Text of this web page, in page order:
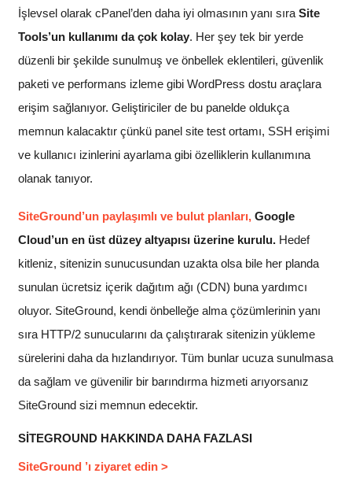
İşlevsel olarak cPanel’den daha iyi olmasının yanı sıra Site
Tools’un kullanımı da çok kolay. Her şey tek bir yerde
düzenli bir şekilde sunulmuş ve önbellek eklentileri, güvenlik
paketi ve performans izleme gibi WordPress dostu araçlara
erişim sağlanıyor. Geliştiriciler de bu panelde oldukça
memnun kalacaktır çünkü panel site test ortamı, SSH erişimi
ve kullanıcı izinlerini ayarlama gibi özelliklerin kullanımına
olanak tanıyor.
SiteGround’un paylaşımlı ve bulut planları, Google
Cloud’un en üst düzey altyapısı üzerine kurulu. Hedef
kitleniz, sitenizin sunucusundan uzakta olsa bile her planda
sunulan ücretsiz içerik dağıtım ağı (CDN) buna yardımcı
oluyor. SiteGround, kendi önbelleğe alma çözümlerinin yanı
sıra HTTP/2 sunucularını da çalıştırarak sitenizin yükleme
sürelerini daha da hızlandırıyor. Tüm bunlar ucuza sunulmasa
da sağlam ve güvenilir bir barındırma hizmeti arıyorsanız
SiteGround sizi memnun edecektir.
SITEGROUND HAKKINDA DAHA FAZLASI
SiteGround ’ı ziyaret edin >